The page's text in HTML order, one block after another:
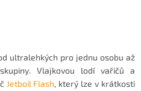
ultralehkých pro jednu osobu až
Vlajkovou lodí vařičů a
Jetboil Flash, který lze v krátkosti